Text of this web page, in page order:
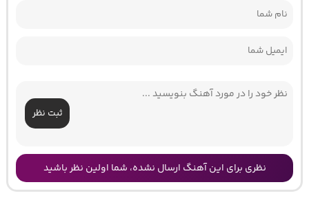
ثبت نظر
نظری برای این آهنگ ارسال نشده، شما اولین نظر باشید